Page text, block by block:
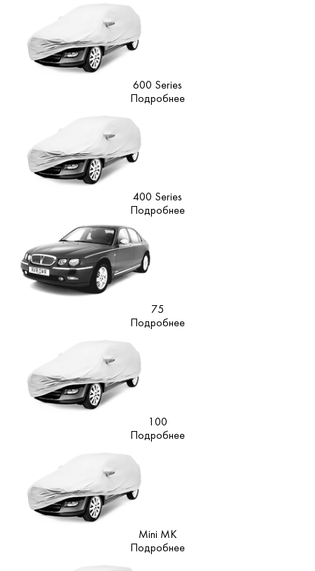
600 Series
Подробнее
400 Series
Подробнее
75
Подробнее
100
Подробнее
Mini MK
Подробнее